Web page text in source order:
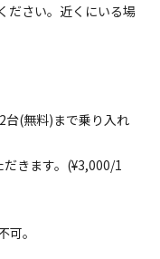
ださい。近くにいる場
台(無料)まで乗り入れ
きます。(¥3,000/1
。